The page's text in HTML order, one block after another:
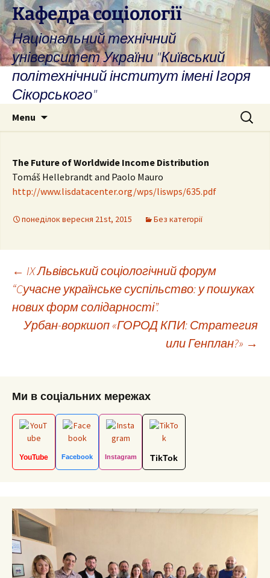
Skip
to
content
Кафедра соціології
Національний технічний
університет України "Київський
політехнічний інститут імені Ігоря
Сікорського"
Menu
Search
for:
The Future of Worldwide Income Distribution
Tomáš Hellebrandt and Paolo Mauro
http://www.lisdatacenter.org/wps/liswps/635.pdf
понеділок вересня 21st, 2015 Без категорії
Post
navigation
← IX Львівський соціологічний форум
“Cучасне українське суспільство: у пошуках
нових форм солідарності”.
Урбан-воркшоп «ГОРОД КПИ: Стратегия
или Генплан?» →
Ми в соціальних мережах
YouTube Facebook Instagram TikTok